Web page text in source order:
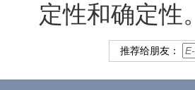
定性和确定性。
推荐给朋友：